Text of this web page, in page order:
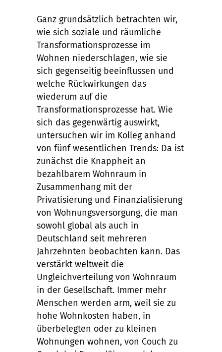
Ganz grundsätzlich betrachten wir,
wie sich soziale und räumliche
Transformationsprozesse im
Wohnen niederschlagen, wie sie
sich gegenseitig beeinflussen und
welche Rückwirkungen das
wiederum auf die
Transformationsprozesse hat. Wie
sich das gegenwärtig auswirkt,
untersuchen wir im Kolleg anhand
von fünf wesentlichen Trends: Da ist
zunächst die Knappheit an
bezahlbarem Wohnraum in
Zusammenhang mit der
Privatisierung und Finanzialisierung
von Wohnungsversorgung, die man
sowohl global als auch in
Deutschland seit mehreren
Jahrzehnten beobachten kann. Das
verstärkt weltweit die
Ungleichverteilung von Wohnraum
in der Gesellschaft. Immer mehr
Menschen werden arm, weil sie zu
hohe Wohnkosten haben, in
überbelegten oder zu kleinen
Wohnungen wohnen, von Couch zu